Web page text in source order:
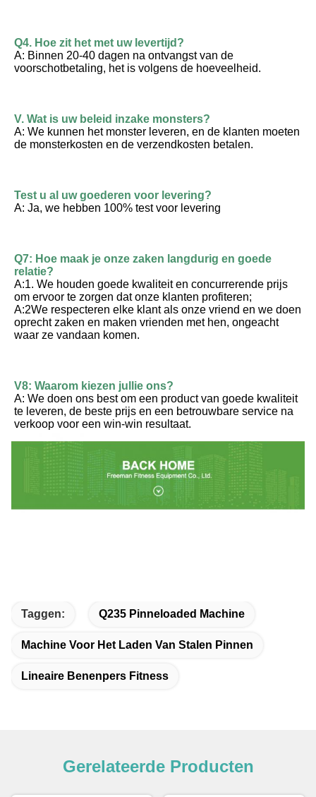
Q4. Hoe zit het met uw levertijd?
A: Binnen 20-40 dagen na ontvangst van de
voorschotbetaling, het is volgens de hoeveelheid.
V. Wat is uw beleid inzake monsters?
A: We kunnen het monster leveren, en de klanten moeten
de monsterkosten en de verzendkosten betalen.
Test u al uw goederen voor levering?
A: Ja, we hebben 100% test voor levering
Q7: Hoe maak je onze zaken langdurig en goede
relatie?
A:1. We houden goede kwaliteit en concurrerende prijs
om ervoor te zorgen dat onze klanten profiteren;
A:2We respecteren elke klant als onze vriend en we doen
oprecht zaken en maken vrienden met hen, ongeacht
waar ze vandaan komen.
V8: Waarom kiezen jullie ons?
A: We doen ons best om een product van goede kwaliteit
te leveren, de beste prijs en een betrouwbare service na
verkoop voor een win-win resultaat.
Taggen: Q235 Pinneloaded Machine
Machine Voor Het Laden Van Stalen Pinnen
Lineaire Benenpers Fitness
Gerelateerde Producten